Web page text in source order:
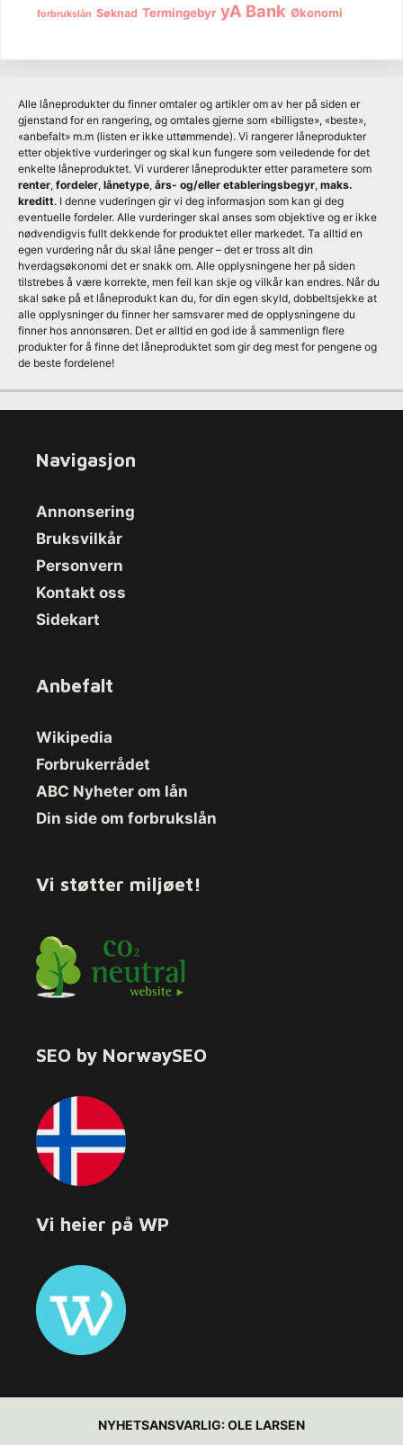
forbrukslån Søknad Termingebyr yA Bank Økonomi
Alle låneprodukter du finner omtaler og artikler om av her på siden er
gjenstand for en rangering, og omtales gjerne som «billigste», «beste»,
«anbefalt» m.m (listen er ikke uttømmende). Vi rangerer låneprodukter
etter objektive vurderinger og skal kun fungere som veiledende for det
enkelte låneproduktet. Vi vurderer låneprodukter etter parametere som
renter, fordeler, lånetype, års- og/eller etableringsbegyr, maks.
kreditt. I denne vuderingen gir vi deg informasjon som kan gi deg
eventuelle fordeler. Alle vurderinger skal anses som objektive og er ikke
nødvendigvis fullt dekkende for produktet eller markedet. Ta alltid en
egen vurdering når du skal låne penger – det er tross alt din
hverdagsøkonomi det er snakk om. Alle opplysningene her på siden
tilstrebes å være korrekte, men feil kan skje og vilkår kan endres. Når du
skal søke på et låneprodukt kan du, for din egen skyld, dobbeltsjekke at
alle opplysninger du finner her samsvarer med de opplysningene du
finner hos annonsøren. Det er alltid en god ide å sammenlign flere
produkter for å finne det låneproduktet som gir deg mest for pengene og
de beste fordelene!
Navigasjon
Annonsering
Bruksvilkår
Personvern
Kontakt oss
Sidekart
Anbefalt
Wikipedia
Forbrukerrådet
ABC Nyheter om lån
Din side om forbrukslån
Vi støtter miljøet!
SEO by NorwaySEO
Vi heier på WP
NYHETSANSVARLIG:OLE LARSEN